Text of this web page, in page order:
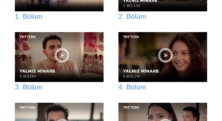
1. Bölüm 2. Bölüm
3. Bölüm 4. Bölüm